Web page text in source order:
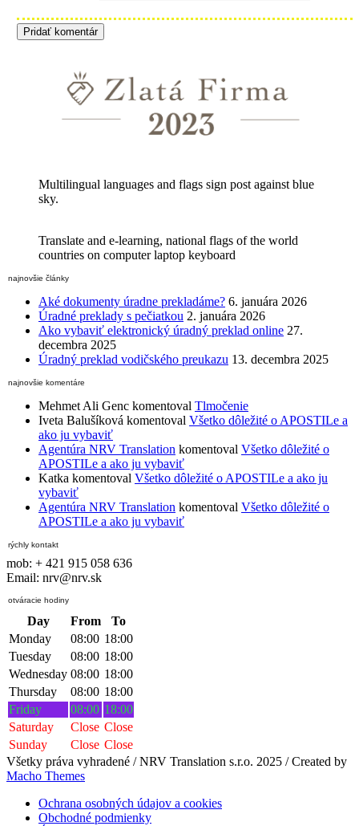
Multilingual languages and flags sign post against blue
sky.
Translate and e-learning, national flags of the world
countries on computer laptop keyboard
najnovšie články
Aké dokumenty úradne prekladáme? 6. januára 2026
Úradné preklady s pečiatkou 2. januára 2026
Ako vybaviť elektronický úradný preklad online 27.
decembra 2025
Úradný preklad vodičského preukazu 13. decembra 2025
najnovšie komentáre
Mehmet Ali Genc komentoval Tlmočenie
Iveta Balušíková komentoval Všetko dôležité o APOSTILe a
ako ju vybaviť
Agentúra NRV Translation komentoval Všetko dôležité o
APOSTILe a ako ju vybaviť
Katka komentoval Všetko dôležité o APOSTILe a ako ju
vybaviť
Agentúra NRV Translation komentoval Všetko dôležité o
APOSTILe a ako ju vybaviť
rýchly kontakt
mob: + 421 915 058 636
Email: nrv@nrv.sk
otváracie hodiny
Day From
To
Monday
08:00 18:00
Tuesday
08:00 18:00
Wednesday 08:00 18:00
Thursday
08:00 18:00
Friday
08:00 18:00
Saturday
Close Close
Sunday
Close Close
Všetky práva vyhradené / NRV Translation s.r.o. 2025 / Created by
Macho Themes
Ochrana osobných údajov a cookies
Obchodné podmienky